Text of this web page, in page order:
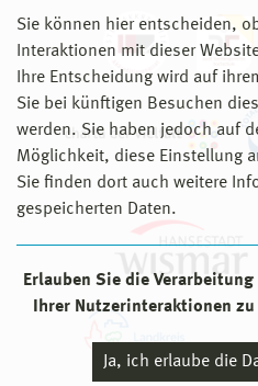
Sie können hier entscheiden,
Interaktionen mit dieser
Ihre Entscheidung wird auf
Sie bei künftigen Besuchen
werden. Sie haben jedoch auf
Möglichkeit, diese Einstellung
Sie finden dort auch weitere
gespeicherten Daten.
Erlauben Sie die
Ihrer Nutzerinteraktionen zu
Ja, ich erlaube die